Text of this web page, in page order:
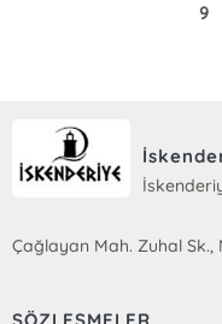
9
Çağlayan Mah. Zuhal